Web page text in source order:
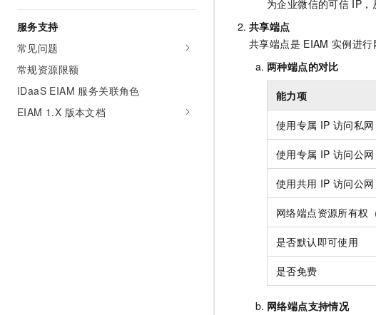
服务支持
常见问题
常规资源限额
IDaaS EIAM 服务关联角色
EIAM 1.X 版本文档
为企业微信的可信 IP，
共享端点
共享端点是 EIAM 实例进
两种端点的对比
能力项
使用专属 IP 访问私网
使用专属 IP 访问公网
使用共用 IP 访问公网
网络端点资源所有权
是否默认即可使用
是否免费
网络端点支持情况